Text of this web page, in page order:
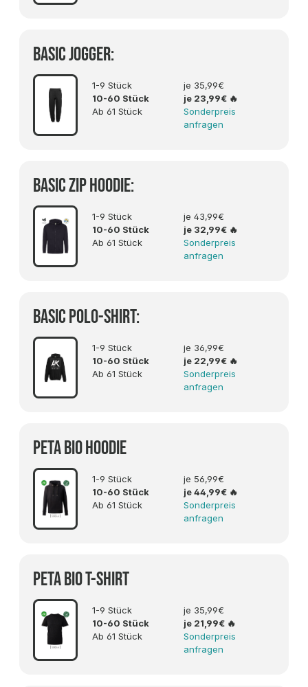
Basic Jogger:
1-9 Stück
10-60 Stück
Ab 61 Stück
je 35,99€
je 23,99€ 🔥
Sonderpreis
anfragen
Basic ZIP Hoodie:
1-9 Stück
10-60 Stück
Ab 61 Stück
je 43,99€
je 32,99€ 🔥
Sonderpreis
anfragen
Basic Polo-Shirt:
1-9 Stück
10-60 Stück
Ab 61 Stück
je 36,99€
je 22,99€ 🔥
Sonderpreis
anfragen
PETA BIO Hoodie
1-9 Stück
10-60 Stück
Ab 61 Stück
je 56,99€
je 44,99€ 🔥
Sonderpreis
anfragen
PETA BIO T-Shirt
1-9 Stück
10-60 Stück
Ab 61 Stück
je 35,99€
je 21,99€ 🔥
Sonderpreis
anfragen